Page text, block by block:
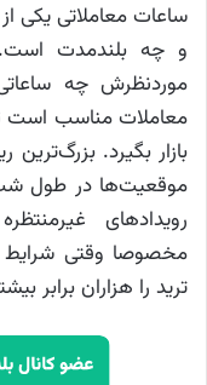
ساعات معاملاتی یکی
و چه بلندمدت است.
موردنظرش چه
معاملات مناسب است
بازار بگیرد.
موقعیت‌ها در طول
رویدادهای
مخصوصا وقتی شرایط
ترید را هزاران برابر